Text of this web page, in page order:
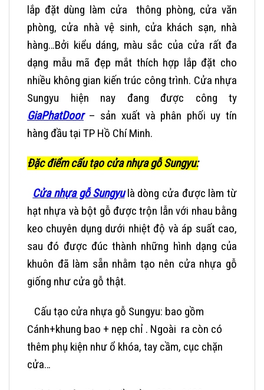
lắp đặt dùng làm cửa thông phòng, cửa văn
phòng, cửa nhà vệ sinh, cửa khách sạn, nhà
hàng…Bởi kiểu dáng, màu sắc của cửa rất đa
dạng mẫu mã đẹp mắt thích hợp lắp đặt cho
nhiều không gian kiến trúc công trình. Cửa nhựa
Sungyu hiện nay đang được công ty
GiaPhatDoor– sản xuất và phân phối uy tín
hàng đầu tại TP Hồ Chí Minh.
Đặc điểm cấu tạo cửa nhựa gỗ Sungyu:
Cửa nhựa gỗ Sungyulà dòng cửa được làm từ
hạt nhựa và bột gỗ được trộn lẫn với nhau bằng
keo chuyên dụng dưới nhiệt độ và áp suất cao,
sau đó được đúc thành những hình dạng của
khuôn đã làm sẵn nhằm tạo nên cửa nhựa gỗ
giống như cửa gỗ thật.
Cấu tạo cửa nhựa gỗ Sungyu: bao gồm
Cánh+khung bao + nẹp chỉ . Ngoài ra còn có
thêm phụ kiện như ổ khóa, tay cầm, cục chặn
cửa…